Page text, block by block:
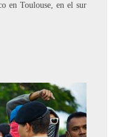
en Toulouse, en el sur